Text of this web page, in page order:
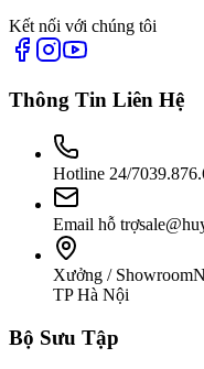
Kết nối với chúng tôi
Thông Tin Liên Hệ
Hotline 24/7
Email hỗ trợ
Xưởng / Showroom
TP Hà Nội
Bộ Sưu Tập